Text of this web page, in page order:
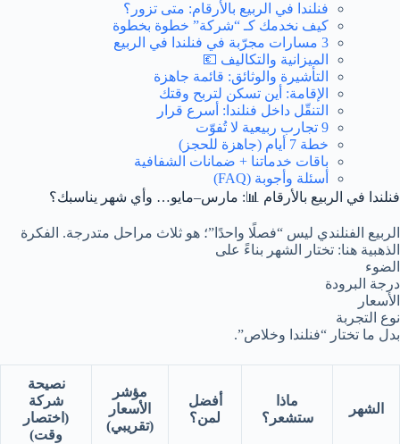
فنلندا في الربيع بالأرقام: متى تزور؟
كيف نخدمك كـ “شركة” خطوة بخطوة
3 مسارات مجرّبة في فنلندا في الربيع
الميزانية والتكاليف 💶
التأشيرة والوثائق: قائمة جاهزة
الإقامة: أين تسكن لتربح وقتك
التنقّل داخل فنلندا: أسرع قرار
9 تجارب ربيعية لا تُفوّت
خطة 7 أيام (جاهزة للحجز)
باقات خدماتنا + ضمانات الشفافية
أسئلة وأجوبة (FAQ)
فنلندا في الربيع بالأرقام 📊: مارس–مايو… وأي شهر يناسبك؟
الربيع الفنلندي ليس “فصلًا واحدًا”؛ هو ثلاث مراحل متدرجة. الفكرة
الذهبية هنا: تختار الشهر بناءً على
الضوء
درجة البرودة
الأسعار
نوع التجربة
بدل ما تختار “فنلندا وخلاص”.
الشهر
ماذا
ستشعر؟
أفضل
لمن؟
مؤشر
الأسعار
(تقريبي)
نصيحة
شركة
(اختصار
وقت)